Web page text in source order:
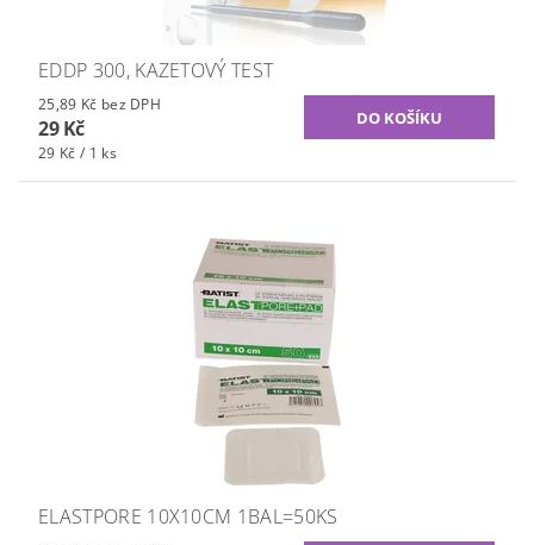
EDDP 300, KAZETOVÝ TEST
25,89 Kč bez DPH
29 Kč
29 Kč / 1 ks
ELASTPORE 10X10CM 1BAL=50KS